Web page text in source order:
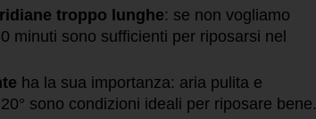
troppo lunghe: se non vogliamo
minuti sono sufficienti per riposarsi nel
ha la sua importanza: aria pulita e
sono condizioni ideali per riposare bene.